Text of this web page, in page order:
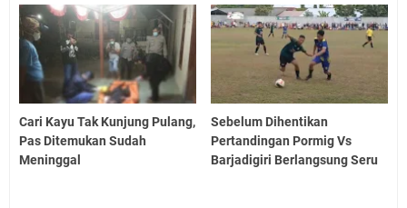
Cari Kayu Tak Kunjung Pulang,
Pas Ditemukan Sudah
Meninggal
Sebelum Dihentikan
Pertandingan Pormig Vs
Barjadigiri Berlangsung Seru